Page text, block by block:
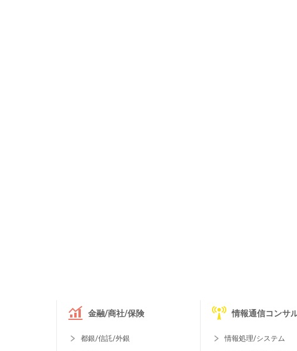
金融/商社/保険
都銀/信託/外銀
情報通信コンサ
情報処理/システム